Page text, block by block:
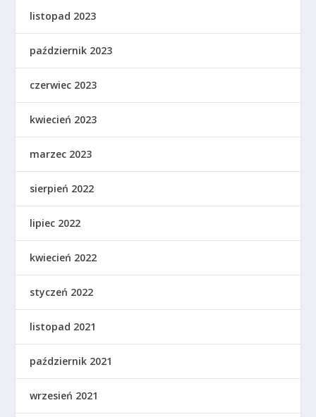
listopad 2023
październik 2023
czerwiec 2023
kwiecień 2023
marzec 2023
sierpień 2022
lipiec 2022
kwiecień 2022
styczeń 2022
listopad 2021
październik 2021
wrzesień 2021